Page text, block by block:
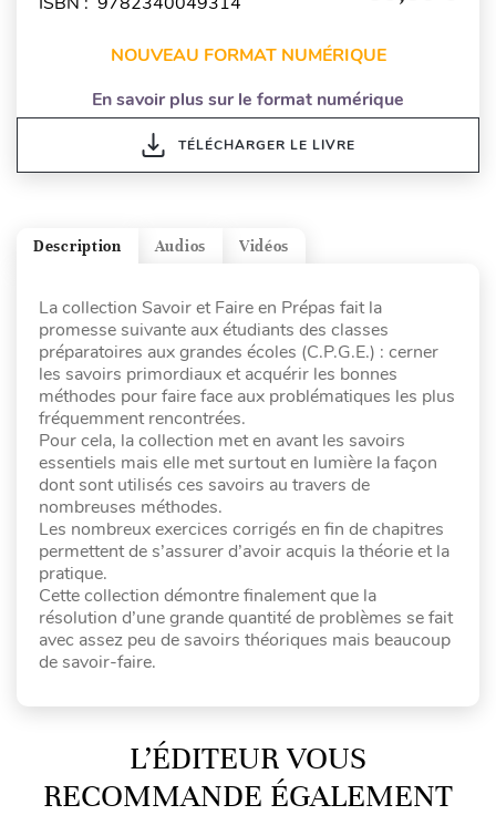
NOUVEAU FORMAT NUMÉRIQUE
En savoir plus sur le format numérique
TÉLÉCHARGER LE LIVRE
Vidéos
Audios
Description
La collection Savoir et Faire en Prépas fait la
promesse suivante aux étudiants des classes
préparatoires aux grandes écoles (C.P.G.E.) : cerner
les savoirs primordiaux et acquérir les bonnes
méthodes pour faire face aux problématiques les plus
fréquemment rencontrées.
Pour cela, la collection met en avant les savoirs
essentiels mais elle met surtout en lumière la façon
dont sont utilisés ces savoirs au travers de
nombreuses méthodes.
Les nombreux exercices corrigés en fin de chapitres
permettent de s’assurer d’avoir acquis la théorie et la
pratique.
Cette collection démontre finalement que la
résolution d’une grande quantité de problèmes se fait
avec assez peu de savoirs théoriques mais beaucoup
de savoir-faire.
L’ÉDITEUR VOUS
RECOMMANDE ÉGALEMENT